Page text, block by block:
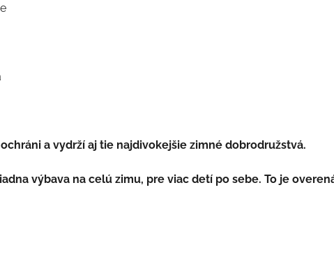
a vydrží aj tie najdivokejšie zimné dobrodružstvá.
výbava na celú zimu, pre viac detí po sebe. To je